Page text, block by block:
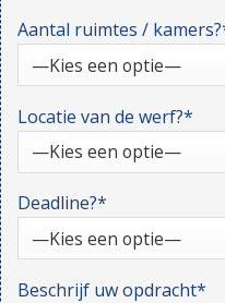
Aantal ruimtes /
Locatie van de werf?*
Deadline?*
Beschrijf uw opdracht*